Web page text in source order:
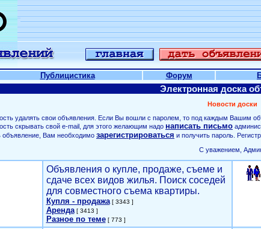
Публицистика Форум
Электронная доска
Новости доски
удалять свои объявления. Если Вы вошли с паролем, то под каждым Вашим
скрывать свой е-mail, для этого желающим надо написать письмо
объявление, Вам необходимо зарегистрироваться и получить пароль.
С уважением,
Объявления о купле, продаже, съеме и
сдаче всех видов жилья. Поиск соседей
для совместного съема квартиры.
Купля - продажа[ 3343 ]
Аренда[ 3413 ]
Разное по теме[ 773 ]